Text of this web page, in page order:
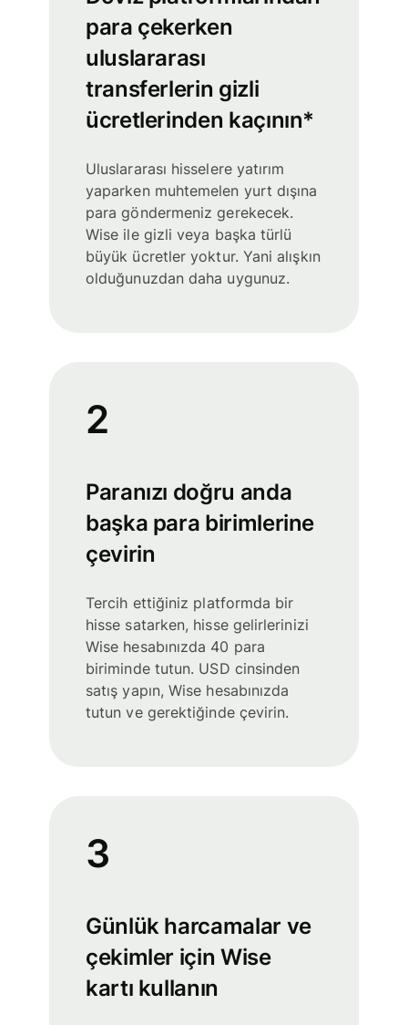
para çekerken
uluslararası
transferlerin gizli
ücretlerinden kaçının*
Uluslararası hisselere yatırım
yaparken muhtemelen yurt dışına
para göndermeniz gerekecek.
Wise ile gizli veya başka türlü
büyük ücretler yoktur. Yani alışkın
olduğunuzdan daha uygunuz.
2
Paranızı doğru anda
başka para birimlerine
çevirin
Tercih ettiğiniz platformda bir
hisse satarken, hisse gelirlerinizi
Wise hesabınızda 40 para
biriminde tutun. USD cinsinden
satış yapın, Wise hesabınızda
tutun ve gerektiğinde çevirin.
3
Günlük harcamalar ve
çekimler için Wise
kartı kullanın